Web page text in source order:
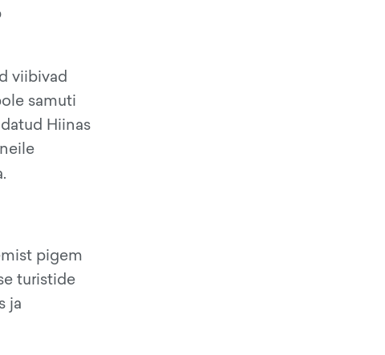
viibivad
samuti
Hiinas
pigem
turistide
ja